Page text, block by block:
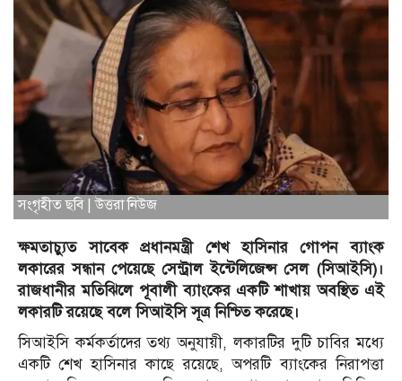
সংগৃহীত ছবি | উত্তরা নিউজ
ক্ষমতাচ্যুত সাবেক প্রধানমন্ত্রী শেখ হাসিনার গোপন ব্যাংক
লকারের সন্ধান পেয়েছে সেন্ট্রাল ইন্টেলিজেন্স সেল (সিআইসি)।
রাজধানীর মতিঝিলে পূবালী ব্যাংকের একটি শাখায় অবস্থিত এই
লকারটি রয়েছে বলে সিআইসি সূত্র নিশ্চিত করেছে।
সিআইসি কর্মকর্তাদের তথ্য অনুযায়ী, লকারটির দুটি চাবির মধ্যে
একটি শেখ হাসিনার কাছে রয়েছে, অপরটি ব্যাংকের নিরাপত্তা